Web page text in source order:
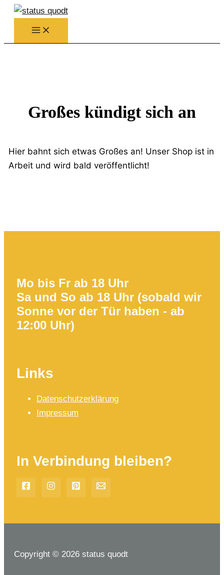
Zum
Inhalt
springen
Großes kündigt sich an
Hier bahnt sich etwas Großes an! Unser Shop ist in
Arbeit und wird bald veröffentlicht!
Mo bis Fr ab 18 Uhr
Sa und So ab 18 Uhr (sobald wir
Sonne vor der Tür haben - ab
12:00 Uhr)
Links
Datenschutzerklärung
Impressum
In Verbindung bleiben?
Copyright © 2026 status quodt